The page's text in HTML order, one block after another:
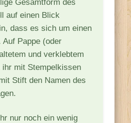
Gesamtform des
auf einen Blick
dass es sich um einen
Auf Pappe (oder
und verklebtem
ihr mit Stempelkissen
Stift den Namen des
nur noch ein wenig